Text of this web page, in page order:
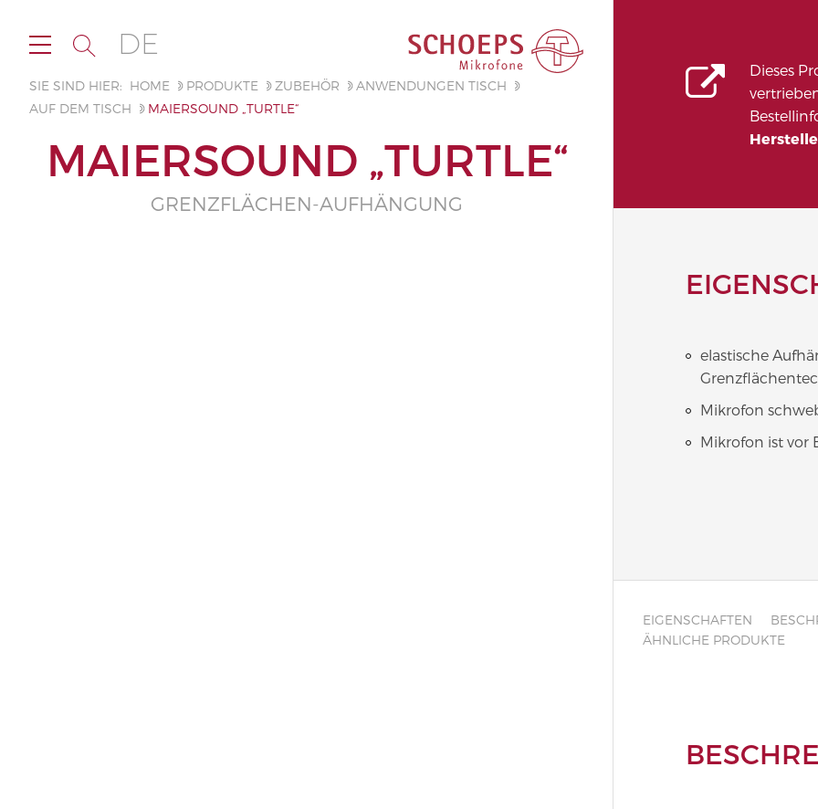
DE
SIE SIND HIER: HOME PRODUKTE ZUBEHÖR
ANWENDUNGEN TISCH
AUF DEM TISCH
MAIERSOUND „TURTLE“
MAIERSOUND „TURTLE“
GRENZFLÄCHEN-AUFHÄNGUNG
Dieses
elastische
Mikrofon
Mikrofon ist vor
EIGENSCHAFTEN
ÄHNLICHE PRODUKTE